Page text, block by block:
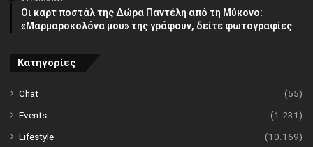
Οι καρτ ποστάλ της Δώρα Παντέλη από τη Μύκονο:
«Μαρμαροκολόνα μου» της γράφουν, δείτε φωτογραφίες
Κατηγορίες
Chat
(55)
Events
(1.231)
Lifestyle
(10.169)